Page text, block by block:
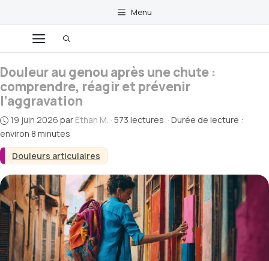
contenu
Menu
Menu
Douleurs articulaires
Douleur au genou après une chute :
comprendre, réagir et prévenir
l’aggravation
19 juin 2026 par Ethan M. · 573 lectures · Durée de lecture :
environ 8 minutes